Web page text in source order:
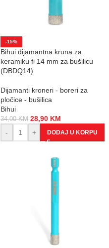
-15%
Bihui dijamantna kruna za
keramiku fi 14 mm za bušilicu
(DBDQ14)
Dijamanti kroneri - boreri za
pločice - bušilica
Bihui
34,00KM 28,90 KM
-
+ DODAJ U KORPU